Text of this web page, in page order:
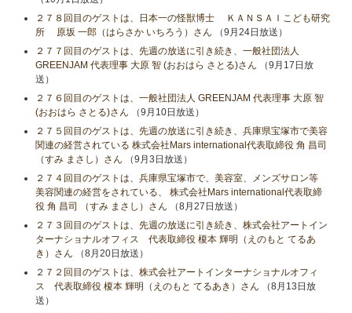
２７８回目のゲストは、日本一の怪獣博士 ＫＡＮＳＡＩこども研究
所 原坂 一郎（はらさか いちろう）さん （9月24日放送）
２７７回目のゲストは、先週の放送に引き続き、一般社団法人
GREENJAM 代表理事 大原 智 (おおはら さとる)さん （9月17日放
送）
２７６回目のゲストは、一般社団法人 GREENJAM 代表理事 大原 智
(おおはら さとる)さん （9月10日放送）
２７５回目のゲストは、先週の放送に引き続き、兵庫県宝塚市で美容
関連の経営されている 株式会社Mars international代表取締役 角 昌司
（すみ まさし）さん （9月3日放送）
２７４回目のゲストは、兵庫県宝塚市で、美容室、メンズサロン等
美容関連の経営をされている、 株式会社Mars international代表取締
役 角 昌司 （すみ まさし）さん （8月27日放送）
２７３回目のゲストは、先週の放送に引き続き、株式会社アートイン
ターナショナルオフィス 代表取締役 榎本 輝明（えのもと てるあ
き）さん （8月20日放送）
２７２回目のゲストは、株式会社アートインターナショナルオフィ
ス 代表取締役 榎本 輝明（えのもと てるあき）さん （8月13日放
送）